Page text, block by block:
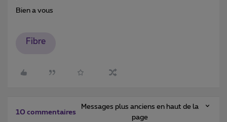
Bien a vous
Fibre
10 commentaires
Messages plus anciens en haut de la
page